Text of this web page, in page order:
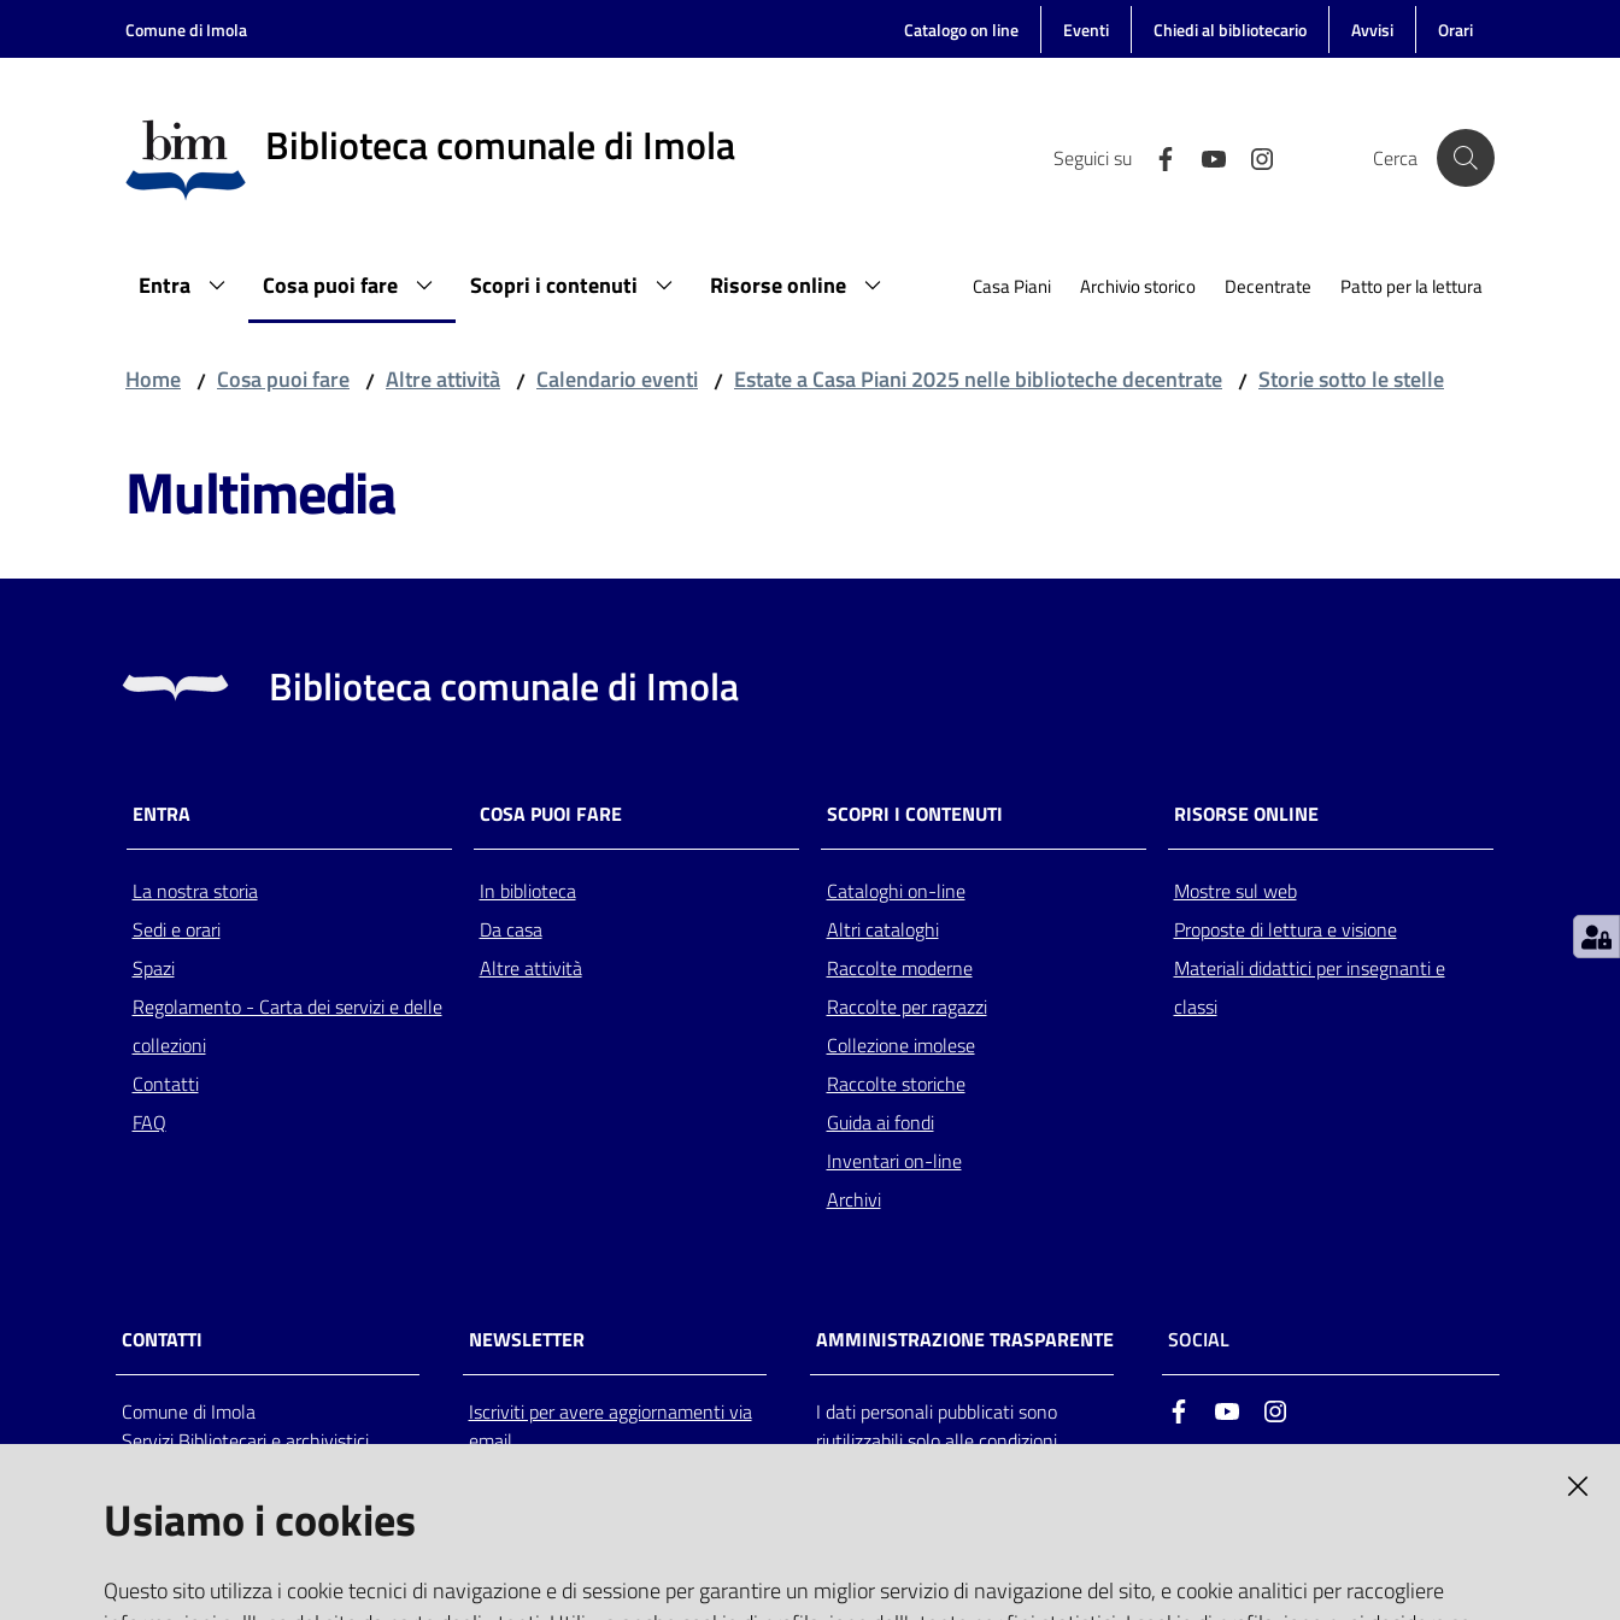
Vai al contenuto
Vai alla navigazione
Comune di Imola Catalogo on line Eventi Chiedi al bibliotecario Avvisi Orari
Biblioteca comunale di Imola Seguici su Cerca
Entra Cosa puoi fare Scopri i contenuti Risorse online Casa Piani Archivio storico Decentrate Patto per la lettura
Home / Cosa puoi fare / Altre attività / Calendario eventi / Estate a Casa Piani 2025 nelle biblioteche decentrate / Storie sotto le stelle
Multimedia
Biblioteca comunale di Imola
ENTRA
La nostra storia
Sedi e orari
Spazi
Regolamento - Carta dei servizi e delle
collezioni
Contatti
FAQ
COSA PUOI FARE
In biblioteca
Da casa
Altre attività
SCOPRI I CONTENUTI
Cataloghi on-line
Altri cataloghi
Raccolte moderne
Raccolte per ragazzi
Collezione imolese
Raccolte storiche
Guida ai fondi
Inventari on-line
Archivi
RISORSE ONLINE
Mostre sul web
Proposte di lettura e visione
Materiali didattici per insegnanti e
classi
CONTATTI
Comune di Imola
Servizi Bibliotecari e archivistici
Italia
centralino: tel 0542.6026.36 fax
bim@comune.imola.bo.it
PEC
NEWSLETTER
Iscriviti per avere aggiornamenti via
email
AMMINISTRAZIONE TRASPARENTE
I dati personali pubblicati sono
riutilizzabili solo alle condizioni
SOCIAL
FacebookYoutube
Usiamo i cookies
Questo sito utilizza i cookie tecnici di navigazione e di sessione per garantire un miglior servizio di navigazione del sito, e cookie analitici per raccogliere